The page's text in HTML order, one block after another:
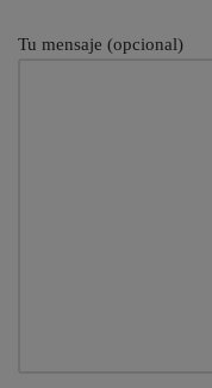
Tu mensaje (opcional)